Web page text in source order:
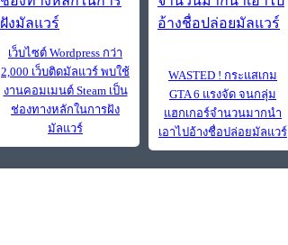
เว็บไซต์ Wordpress กว่า
2,000 เว็บติดมัลแวร์ พบใช้
งานคอมเมนต์ Steam เป็น
ช่องทางหลักในการฝัง
มัลแวร์
WASTED ! กระแสเกม
GTA 6 แรงจัด จนกลุ่ม
แฮกเกอร์จำนวนมากนำ
เอาไปอ้างชื่อปล่อยมัลแวร์